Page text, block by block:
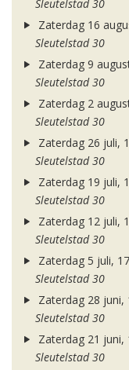
Sleutelstad 30
Zaterdag 16
Sleutelstad 30
Zaterdag 9
Sleutelstad 30
Zaterdag 2
Sleutelstad 30
Zaterdag 26 juli,
Sleutelstad 30
Zaterdag 19 juli,
Sleutelstad 30
Zaterdag 12 juli,
Sleutelstad 30
Zaterdag 5 juli,
Sleutelstad 30
Zaterdag 28 juni,
Sleutelstad 30
Zaterdag 21 juni,
Sleutelstad 30